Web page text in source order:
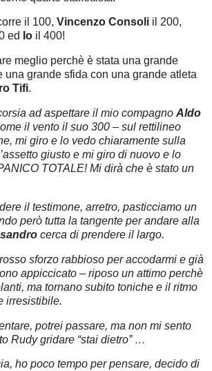
il 100, Vincenzo Consoli il 200,
ed Io il 400!
meglio perchè è stata una grande
una grande sfida con una grande atleta
Tifi.
ad aspettare il mio compagno Aldo
il vento il suo 300 – sul rettilineo
mi giro e lo vedo chiaramente sulla
giusto e mi giro di nuovo e lo
TOTALE! Mi dirà che è stato un
il testimone, arretro, pasticciamo un
però tutta la tangente per andare alla
cerca di prendere il largo.
sforzo rabbioso per accodarmi e già
appiccicato – riposo un attimo perchè
ma tornano subito toniche e il ritmo
irresistibile.
potrei passare, ma non mi sento
Rudy gridare “stai dietro” …
ho poco tempo per pensare, decido di